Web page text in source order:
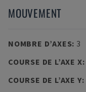
MOUVEMENT
NOMBRE D’AXES: 3
COURSE DE L’AXE X:
COURSE DE L’AXE Y: